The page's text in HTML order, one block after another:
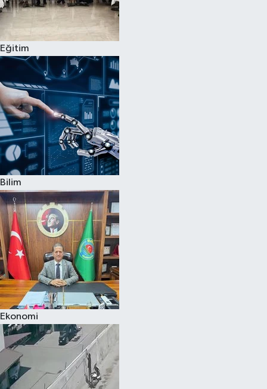
Eğitim
Bilim
Ekonomi
Resmi İlanlar
Siyaset
Spor
Yaşam
Yerel Yönetimler
Yurttan